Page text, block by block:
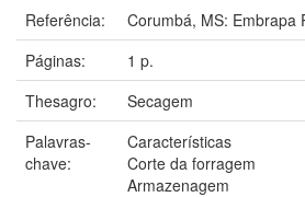
Referência:
Corumbá, MS: Embrapa
Páginas:
1 p.
Thesagro:
Secagem
Palavras-
chave:
Características
Corte da forragem
Armazenagem